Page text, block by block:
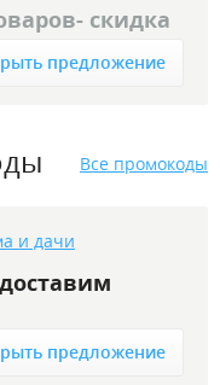
скидка
предложение
Все промокоды
и дачи
предложение